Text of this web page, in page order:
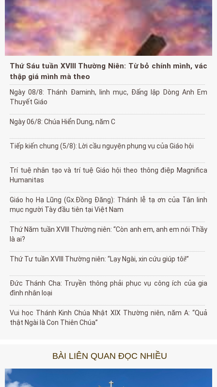
Thứ Sáu tuần XVIII Thường Niên: Từ bỏ chính mình, vác
thập giá mình mà theo
Ngày 08/8: Thánh Đaminh, linh mục, Đấng lập Dòng Anh Em
Thuyết Giáo
Ngày 06/8: Chúa Hiển Dung, năm C
Tiếp kiến chung (5/8): Lời cầu nguyện phụng vụ của Giáo hội
Trí tuệ nhân tạo và trí tuệ Giáo hội theo thông điệp Magnifica
Humanitas
Giáo họ Hạ Lũng (Gx.Đồng Đăng): Thánh lễ tạ ơn của Tân linh
mục người Tày đầu tiên tại Việt Nam
Thứ Năm tuần XVIII Thường niên: “Còn anh em, anh em nói Thầy
là ai?
Thứ Tư tuần XVIII Thường niên: “Lạy Ngài, xin cứu giúp tôi!”
Đức Thánh Cha: Truyền thông phải phục vụ công ích của gia
đình nhân loại
Vui học Thánh Kinh Chúa Nhật XIX Thường niên, năm A: “Quả
thật Ngài là Con Thiên Chúa”
BÀI LIÊN QUAN ĐỌC NHIỀU